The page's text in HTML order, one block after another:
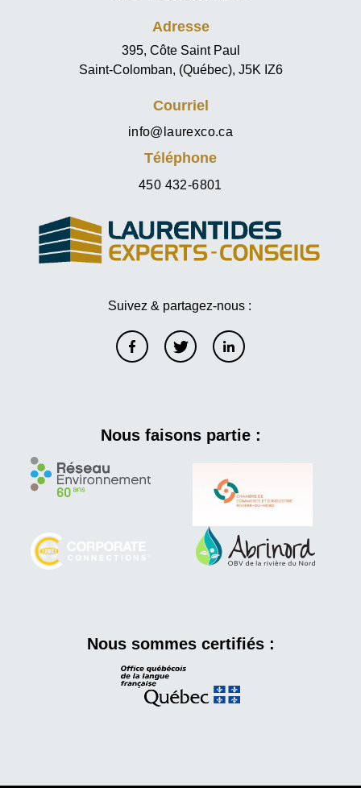
Adresse
395, Côte Saint Paul
Saint-Colomban, (Québec), J5K IZ6
Courriel
info@laurexco.ca
Téléphone
450 432-6801
Suivez & partagez-nous :
Nous faisons partie :
Nous sommes certifiés :